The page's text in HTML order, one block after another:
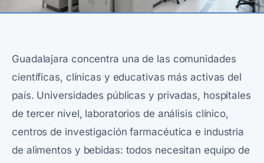
Guadalajara concentra una de las comunidades
científicas, clínicas y educativas más activas del
país. Universidades públicas y privadas, hospitales
de tercer nivel, laboratorios de análisis clínico,
centros de investigación farmacéutica e industria
de alimentos y bebidas: todos necesitan equipo de